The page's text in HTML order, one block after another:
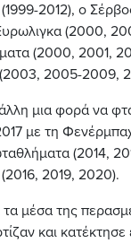
(1999-2012), ο
(2000,
(2000, 2001,
2005-2009,
μια φορά να
με τη
(2014,
2019, 2020).
μέσα της
και